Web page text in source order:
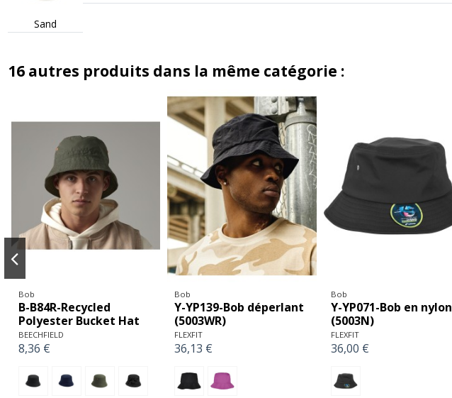
Sand
16 autres produits dans la même catégorie :
Bob
B-B84R-Recycled
Polyester Bucket Hat
BEECHFIELD
8,36 €
Bob
Y-YP139-Bob déperlant
(5003WR)
FLEXFIT
36,13 €
Bob
Y-YP071-Bob en nylon
(5003N)
FLEXFIT
36,00 €